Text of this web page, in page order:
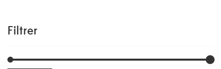
Filtrer